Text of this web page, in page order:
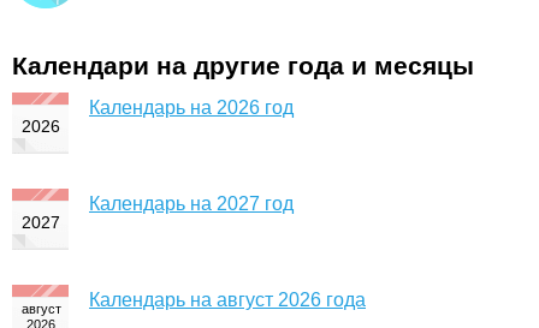
Календари на другие года и месяцы
Календарь на 2026 год
Календарь на 2027 год
Календарь на август 2026 года